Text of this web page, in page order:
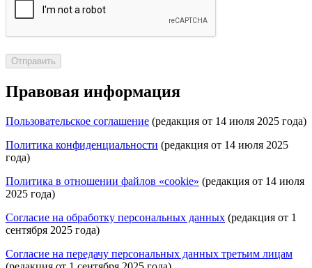
Отправить
Правовая информация
Пользовательское соглашение (редакция от 14 июля 2025 года)
Политика конфиденциальности (редакция от 14 июля 2025
года)
Политика в отношении файлов «cookie» (редакция от 14 июля
2025 года)
Согласие на обработку персональных данных (редакция от 1
сентября 2025 года)
Согласие на передачу персональных данных третьим лицам